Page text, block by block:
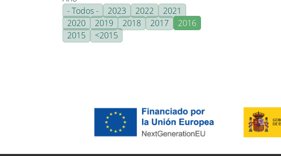
- Todos -
2023 2022
2021
2020
2019 2018 2017
2016
2015
<2015